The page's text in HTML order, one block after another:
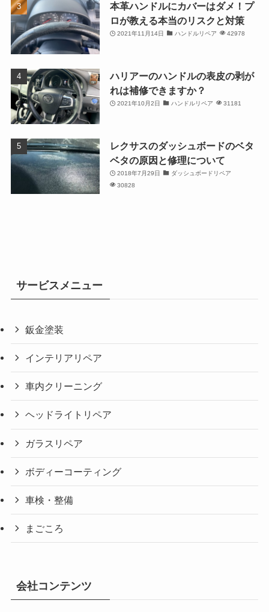
本革ハンドルにカバーはダメ！プ
ロが教える本当のリスクと対策
2021年11月14日 ハンドルリペア 42978
ハリアーのハンドルの表皮の剥が
れは補修できますか？
2021年10月2日 ハンドルリペア 31181
レクサスのダッシュボードのベタ
ベタの原因と修理について
2018年7月29日
ダッシュボードリペア
30828
サービスメニュー
鈑金塗装
インテリアリペア
車内クリーニング
ヘッドライトリペア
ガラスリペア
ボディーコーティング
車検・整備
まごころ
会社コンテンツ